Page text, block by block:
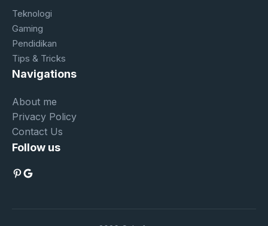
Teknologi
Gaming
Pendidikan
Tips & Tricks
Navigations
About me
Privacy Policy
Contact Us
Follow us
Pinterest
Google